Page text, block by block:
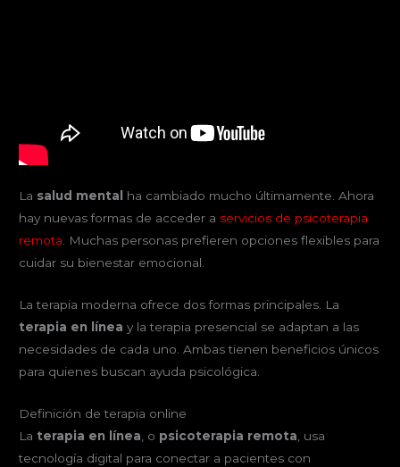
La salud mental
ha cambiado mucho últimamente. Ahora
hay nuevas formas de acceder a servicios de psicoterapia
remota. Muchas personas prefieren opciones flexibles para
cuidar su bienestar emocional.
La terapia moderna ofrece dos formas principales. La
terapia en línea y la terapia presencial se adaptan a las
necesidades de cada uno. Ambas tienen beneficios únicos
para quienes buscan ayuda psicológica.
Definición de terapia online
La terapia en línea, o psicoterapia remota, usa
tecnología digital para conectar a pacientes con